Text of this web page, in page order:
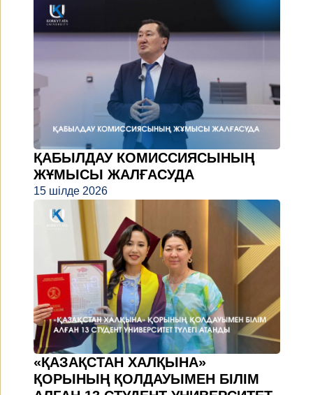
ҚАБЫЛДАУ КОМИССИЯСЫНЫҢ
ЖҰМЫСЫ ЖАЛҒАСУДА
15 шілде 2026
«ҚАЗАҚСТАН ХАЛҚЫНА»
ҚОРЫНЫҢ ҚОЛДАУЫМЕН БІЛІМ